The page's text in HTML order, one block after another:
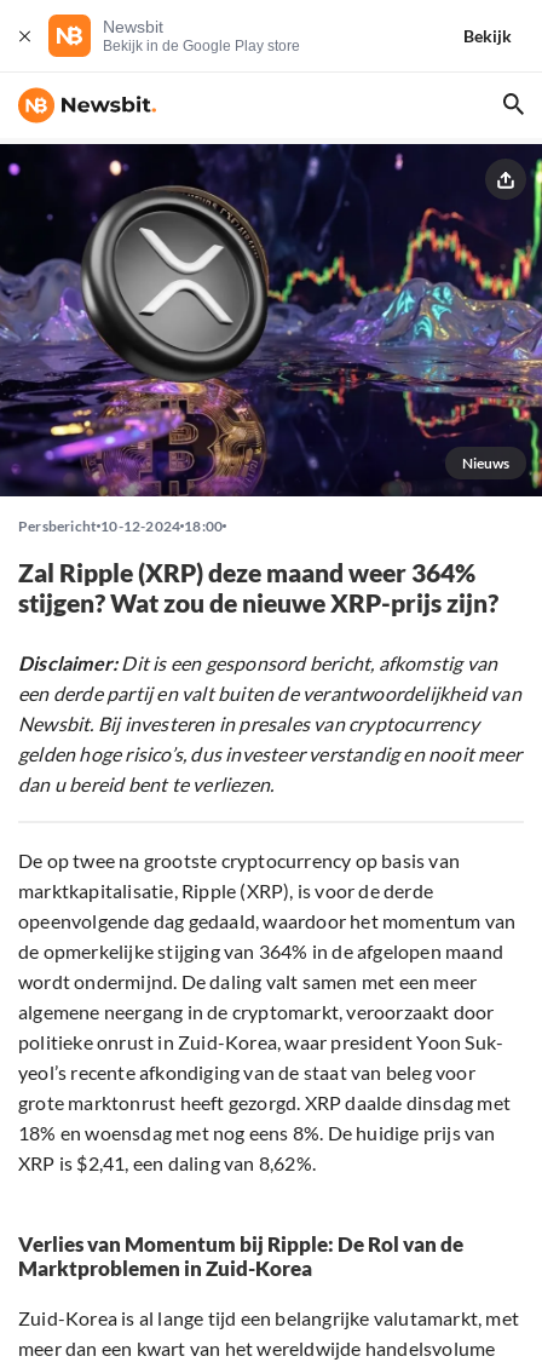
Newsbit
Bekijk in de Google Play store
Bekijk
Nieuws
Persbericht 10-12-2024 18:00
Zal Ripple (XRP) deze maand weer 364%
stijgen? Wat zou de nieuwe XRP-prijs zijn?
Disclaimer:Dit is een gesponsord bericht, afkomstig van
een derde partij en valt buiten de verantwoordelijkheid van
Newsbit. Bij investeren in presales van cryptocurrency
gelden hoge risico’s, dus investeer verstandig en nooit meer
dan u bereid bent te verliezen.
De op twee na grootste cryptocurrency op basis van
marktkapitalisatie, Ripple (XRP), is voor de derde
opeenvolgende dag gedaald, waardoor het momentum van
de opmerkelijke stijging van 364% in de afgelopen maand
wordt ondermijnd. De daling valt samen met een meer
algemene neergang in de cryptomarkt, veroorzaakt door
politieke onrust in Zuid-Korea, waar president Yoon Suk-
yeol’s recente afkondiging van de staat van beleg voor
grote marktonrust heeft gezorgd. XRP daalde dinsdag met
18% en woensdag met nog eens 8%. De huidige prijs van
XRP is $2,41, een daling van 8,62%.
Verlies van Momentum bij Ripple: De Rol van de
Marktproblemen in Zuid-Korea
Zuid-Korea is al lange tijd een belangrijke valutamarkt, met
meer dan een kwart van het wereldwijde handelsvolume